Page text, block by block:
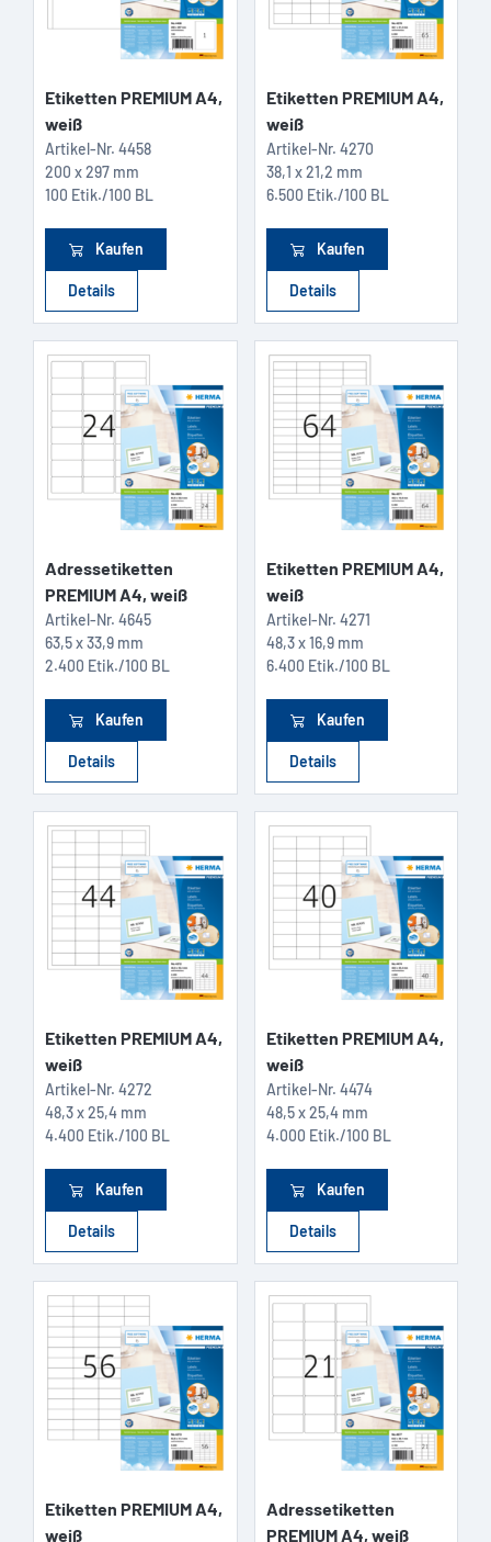
Etiketten PREMIUM A4,
weiß
Artikel-Nr. 4458
200 x 297 mm
100 Etik./100 BL
Kaufen
Details
Etiketten PREMIUM A4,
weiß
Artikel-Nr. 4270
38,1 x 21,2 mm
6.500 Etik./100 BL
Kaufen
Details
Adressetiketten
PREMIUM A4, weiß
Artikel-Nr. 4645
63,5 x 33,9 mm
2.400 Etik./100 BL
Kaufen
Details
Etiketten PREMIUM A4,
weiß
Artikel-Nr. 4271
48,3 x 16,9 mm
6.400 Etik./100 BL
Kaufen
Details
Etiketten PREMIUM A4,
weiß
Artikel-Nr. 4272
48,3 x 25,4 mm
4.400 Etik./100 BL
Kaufen
Details
Etiketten PREMIUM A4,
weiß
Artikel-Nr. 4474
48,5 x 25,4 mm
4.000 Etik./100 BL
Kaufen
Details
Etiketten PREMIUM A4,
weiß
Adressetiketten
PREMIUM A4, weiß